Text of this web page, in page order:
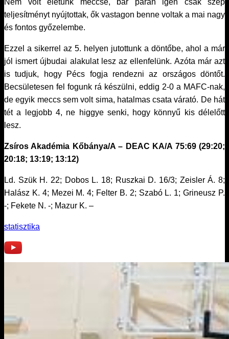
Nem volt életünk meccse, bár páran igen csak szép
teljesítményt nyújtottak, ők vastagon benne voltak a mai nagy
és fontos győzelembe.
Ezzel a sikerrel az 5. helyen jutottunk a döntőbe, ahol a már
jól ismert újbudai alakulat lesz az ellenfelünk. Azóta már azt
is tudjuk, hogy Pécs fogja rendezni az országos döntőt.
Becsületesen fel fogunk rá készülni, eddig 2-0 a MAFC-nak,
de egyik meccs sem volt sima, hatalmas csata várató. De hát
tét a legjobb 4, ne higgye senki, hogy könnyű kis délelőtt
lesz.
Zsíros Akadémia Kőbánya/A – DEAC KA/A 75:69 (29:20;
20:18; 13:19; 13:12)
Ld. Szük H. 22; Dobos L. 18; Ruszkai D. 16/3; Zeisler Á. 8;
Halász K. 4; Mezei M. 4; Felter B. 2; Szabó L. 1; Grineusz P.
-; Fekete N. -; Mazur K. –
statisztika